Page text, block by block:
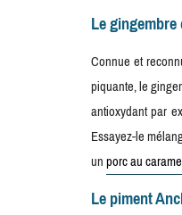
Le
Connue et
piquante, le
antioxydant par
Essayez-le
unporc au
Le piment